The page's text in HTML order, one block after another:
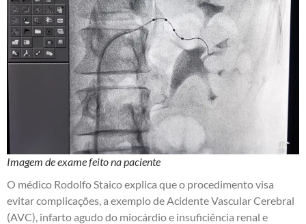
Imagem de exame feito na paciente
O médico Rodolfo Staico explica que o procedimento visa
evitar complicações, a exemplo de Acidente Vascular Cerebral
(AVC), infarto agudo do miocárdio e insuficiência renal e